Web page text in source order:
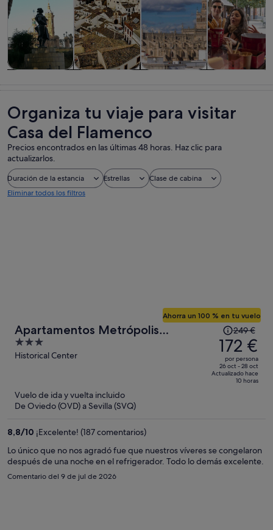
Organiza tu viaje para visitar
Casa del Flamenco
Precios encontrados en las últimas 48 horas. Haz clic para
actualizarlos.
Duración de la estancia Estrellas
Clase de cabina
Eliminar todos los filtros
Apartamentos Metrópolis
Sevilla
3
out
Historical Center
Ahorra un 100 % en tu vuelo
El
precio
era
de
249 €,
persona
249 €
172 €
por persona
26 oct - 28 oct
Actualizado hace
10 horas
Vuelo de ida y vuelta incluido
De Oviedo (OVD) a Sevilla (SVQ)
8,8/10 ¡Excelente! (187 comentarios)
Lo único que no nos agradó fue que nuestros víveres se congelaron
después de una noche en el refrigerador. Todo lo demás excelente.
Comentario del 9 de jul de 2026